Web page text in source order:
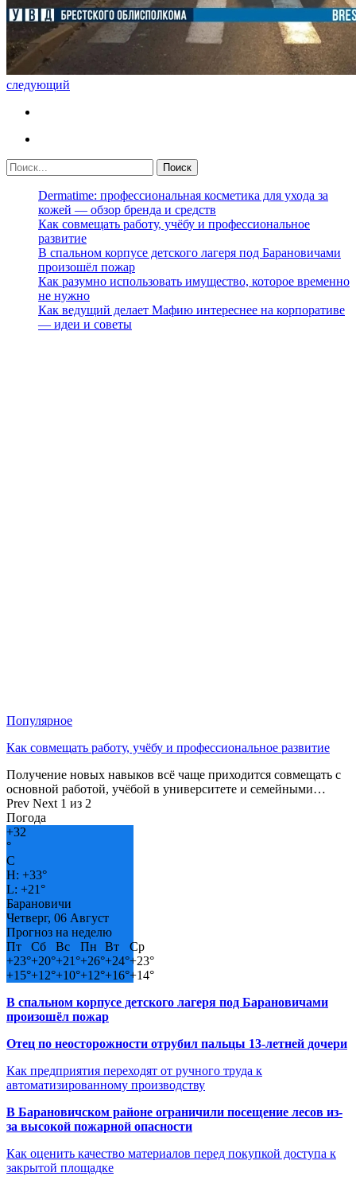
следующий
Dermatime: профессиональная косметика для ухода за
кожей — обзор бренда и средств
Как совмещать работу, учёбу и профессиональное
развитие
В спальном корпусе детского лагеря под Барановичами
произошёл пожар
Как разумно использовать имущество, которое временно
не нужно
Как ведущий делает Мафию интереснее на корпоративе
— идеи и советы
Популярное
Как совмещать работу, учёбу и профессиональное развитие
Получение новых навыков всё чаще приходится совмещать с
основной работой, учёбой в университете и семейными…
Prev Next 1 из 2
Погода
+32
°
C
H: +33°
L: +21°
Барановичи
Четверг, 06 Август
Прогноз на неделю
Пт
Сб Вс Пн Вт
Ср
+23°+20°+21°+26°+24°+23°
+15°+12°+10°+12°+16°+14°
В спальном корпусе детского лагеря под Барановичами
произошёл пожар
Отец по неосторожности отрубил пальцы 13-летней дочери
Как предприятия переходят от ручного труда к
автоматизированному производству
В Барановичском районе ограничили посещение лесов из-
за высокой пожарной опасности
Как оценить качество материалов перед покупкой доступа к
закрытой площадке